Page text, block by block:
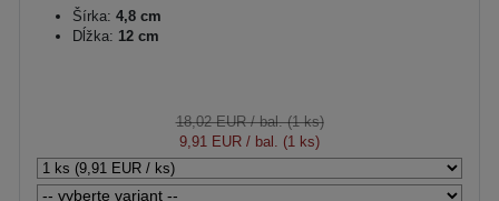
Šírka: 4,8 cm
Dĺžka: 12 cm
18,02 EUR/ bal. (1 ks)
9,91 EUR / bal. (1 ks)